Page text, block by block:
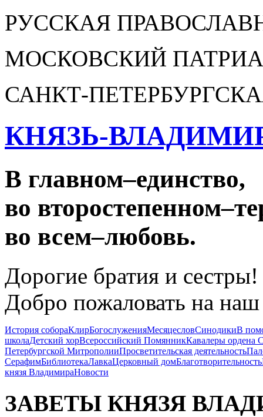
РУССКАЯ
МОСКОВСКИЙ
САНКТ-
КНЯЗЬ-
В главном–единство,
во второстепенном–
во всем–любовь.
Дорогие братия и
Добро пожаловать на наш
История собораКлирБогослуженияМесяцесловСинодикиВ
школаДетский хорВсероссийский ПомянникКавалеры ордена
Петербургской МитрополииПросветительская деятельность
СерафимБиблиотекаЛавкаЦерковный домБлаготворительность
князя ВладимираНовости
ЗАВЕТЫ КНЯЗЯ